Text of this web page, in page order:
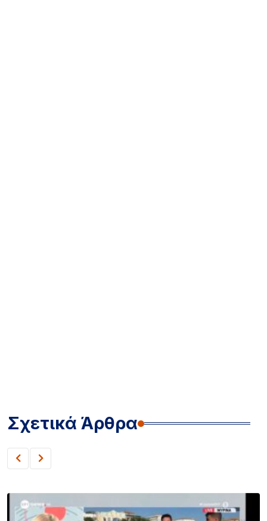
Σχετικά Άρθρα